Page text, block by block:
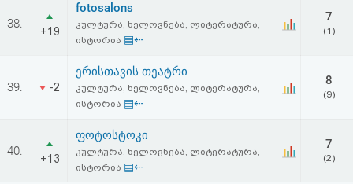
38.
+19
fotosalons
კულტურა, ხელოვნება, ლიტერატურა,
ისტორია ▤⇠
7
(1)
39. -2
ერისთავის თეატრი
კულტურა, ხელოვნება, ლიტერატურა,
ისტორია ▤⇠
8
(9)
40.
+13
ფოტოსტოკი
კულტურა, ხელოვნება, ლიტერატურა,
ისტორია ▤⇠
7
(2)